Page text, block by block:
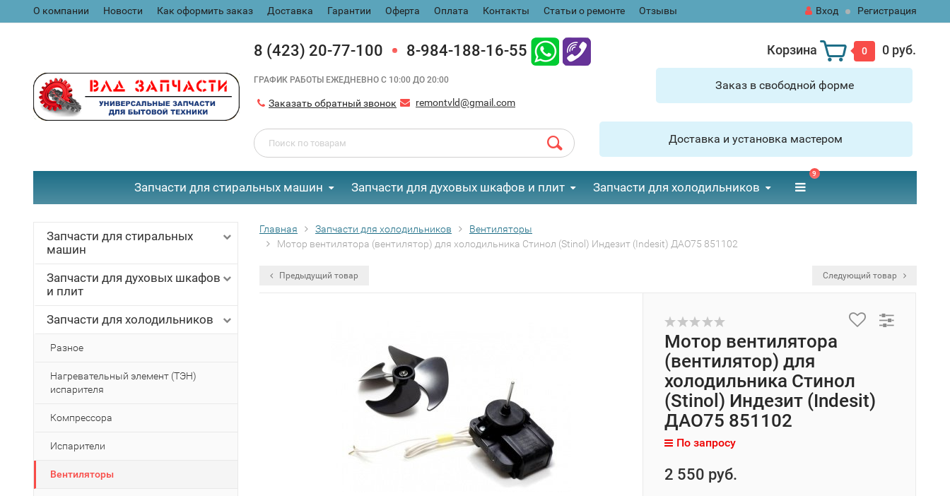
О компании Новости Как оформить заказ Доставка Гарантии Оферта Оплата Контакты Статьи о ремонте Отзывы Вход Регистрация
8 (423) 20-77-100 8-984-188-16-55
ГРАФИК РАБОТЫ ЕЖЕДНЕВНО С 10:00 ДО 20:00
Заказать обратный звонок remontvld@gmail.com
Корзина 0 0 руб.
Заказ в свободной форме
Доставка и установка мастером
Запчасти для стиральных машин Запчасти для духовых шкафов и плит Запчасти для холодильников
9
Запчасти для стиральных
машин
Запчасти для духовых шкафов
и плит
Запчасти для холодильников
Разное
Нагревательный элемент (ТЭН)
испарителя
Компрессора
Испарители
Вентиляторы
Главная Запчасти для холодильников
Вентиляторы
Мотор вентилятора (вентилятор) для холодильника Стинол (Stinol) Индезит (Indesit) ДАО75 851102
Предыдущий товар Следующий товар
Мотор вентилятора
(вентилятор) для
холодильника Стинол
(Stinol) Индезит (Indesit)
ДАО75 851102
По запросу
2 550 руб.